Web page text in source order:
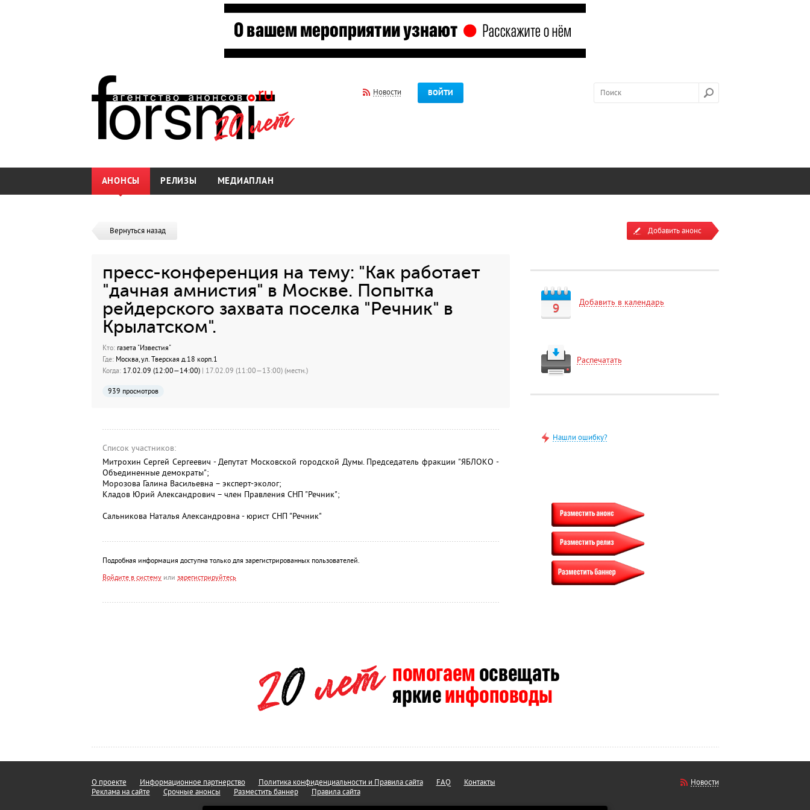
Новости ВОЙТИ
АНОНСЫ РЕЛИЗЫ МЕДИАПЛАН
Вернуться назад
пресс-конференция на тему: "Как работает
"дачная амнистия" в Москве. Попытка
рейдерского захвата поселка "Речник" в
Крылатском".
Кто:газета "Известия"
Где:Москва, ул. Тверская д.18 корп.1
Когда:17.02.09 (12:00—14:00) | 17.02.09 (11:00—13:00) (местн.)
939 просмотров
Список участников:
Митрохин Сергей Сергеевич - Депутат Московской городской Думы. Председатель фракции "ЯБЛОКО -
Объединенные демократы";
Морозова Галина Васильевна – эксперт-эколог;
Кладов Юрий Александрович – член Правления СНП "Речник";
Сальникова Наталья Александровна - юрист СНП "Речник"
Подробная информация доступна только для зарегистрированных пользователей.
Войдите в системуили зарегистрируйтесь
Добавить анонс
9 Добавить в календарь
Распечатать
Нашли ошибку?
О проекте Информационное партнерство Политика конфиденциальности и Правила сайта FAQ
Контакты
Реклама на сайте
Срочные анонсы Разместить баннер Правила сайта
Новости